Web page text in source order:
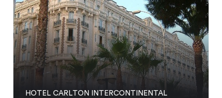
HOTEL CARLTON INTERCONTINENTAL